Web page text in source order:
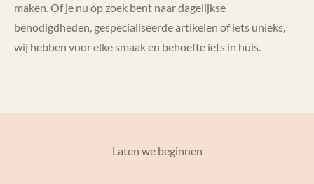
maken. Of je nu op zoek bent naar dagelijkse
benodigdheden, gespecialiseerde artikelen of iets unieks,
wij hebben voor elke smaak en behoefte iets in huis.
Laten we beginnen